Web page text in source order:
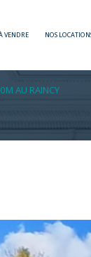
VENDRE NOS
AU RAINCY